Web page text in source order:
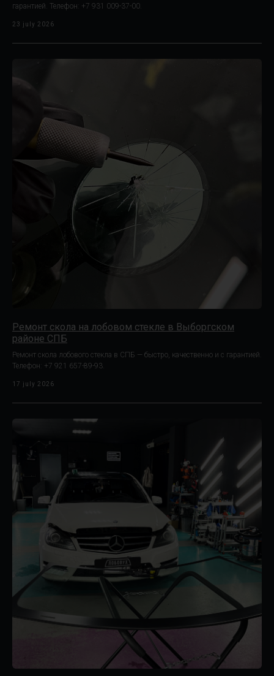
гарантией. Телефон: +7 931 009-37-00.
23 july 2026
Ремонт скола на лобовом стекле в Выборгском
районе СПБ
Ремонт скола лобового стекла в СПБ — быстро, качественно и с гарантией.
Телефон: +7 921 657-89-93.
17 july 2026